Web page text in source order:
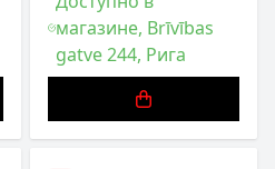
магазине, Brīvības
gatve 244, Рига